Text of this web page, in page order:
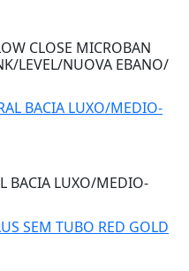
CLOSE MICROBAN
LEVEL/NUOVA EBANO/
BACIA LUXO/MEDIO-